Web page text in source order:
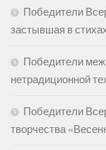
Победители
застывшая в
Победители
нетрадиционной
Победители
творчества